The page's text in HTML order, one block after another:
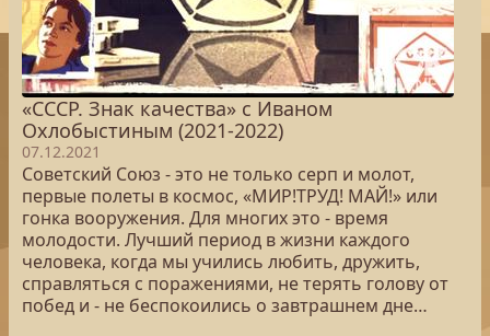
«СССР. Знак качества» с Иваном
Охлобыстиным (2021-2022)
07.12.2021
Советский Союз - это не только серп и молот,
первые полеты в космос, «МИР!ТРУД! МАЙ!» или
гонка вооружения. Для многих это - время
молодости. Лучший период в жизни каждого
человека, когда мы учились любить, дружить,
справляться с поражениями, не терять голову от
побед и - не беспокоились о завтрашнем дне…